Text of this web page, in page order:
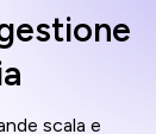
scala e